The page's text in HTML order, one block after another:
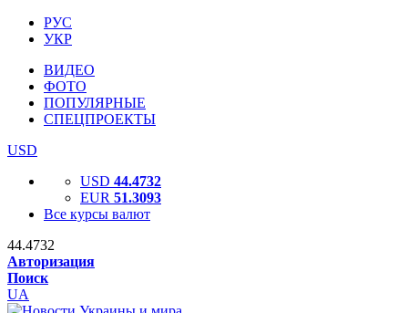
РУС
УКР
ВИДЕО
ФОТО
ПОПУЛЯРНЫЕ
СПЕЦПРОЕКТЫ
USD
USD 44.4732
EUR 51.3093
Все курсы валют
44.4732
Авторизация
Поиск
UA